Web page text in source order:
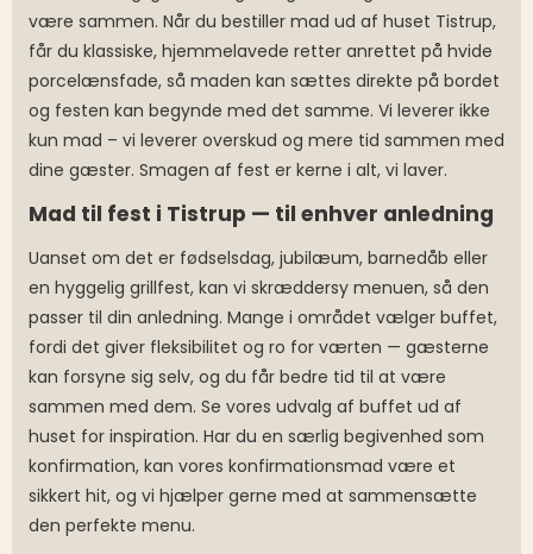
være sammen. Når du bestiller mad ud af huset Tistrup,
får du klassiske, hjemmelavede retter anrettet på hvide
porcelænsfade, så maden kan sættes direkte på bordet
og festen kan begynde med det samme. Vi leverer ikke
kun mad – vi leverer overskud og mere tid sammen med
dine gæster. Smagen af fest er kerne i alt, vi laver.
Mad til fest i Tistrup — til enhver anledning
Uanset om det er fødselsdag, jubilæum, barnedåb eller
en hyggelig grillfest, kan vi skræddersy menuen, så den
passer til din anledning. Mange i området vælger buffet,
fordi det giver fleksibilitet og ro for værten — gæsterne
kan forsyne sig selv, og du får bedre tid til at være
sammen med dem. Se vores udvalg af buffet ud af
huset for inspiration. Har du en særlig begivenhed som
konfirmation, kan vores konfirmationsmad være et
sikkert hit, og vi hjælper gerne med at sammensætte
den perfekte menu.